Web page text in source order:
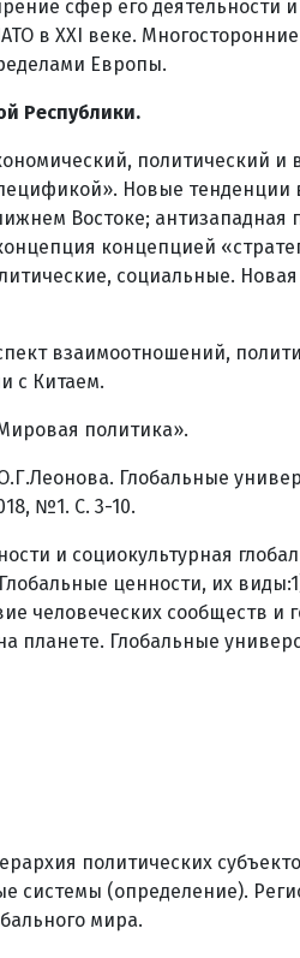
сфер его деятельности
в XXI веке.
Европы.
Республики.
политический
Новые тенденции
Востоке;
концепцией
социальные.
взаимоотношений,
с Китаем.
политика».
Глобальные
№1. С. 3-10.
и социокультурная
ценности, их
сообществ и
Глобальные
политических
системы (определение).
мира.